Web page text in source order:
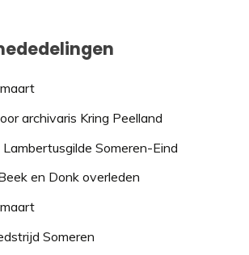
archivaris Kring Peelland
Someren-Eind
en Donk overleden
Someren